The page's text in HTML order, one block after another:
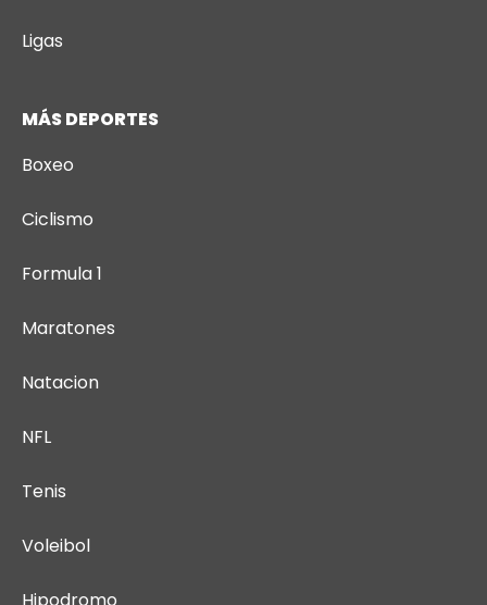
Ligas
MÁS DEPORTES
Boxeo
Ciclismo
Formula 1
Maratones
Natacion
NFL
Tenis
Voleibol